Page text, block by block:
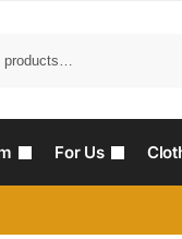
For Us